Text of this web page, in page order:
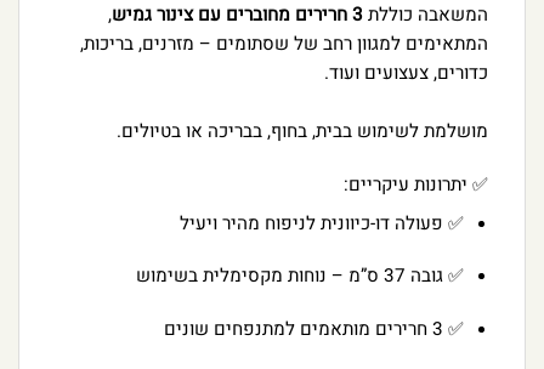
המשאבה כוללת3 חרירים מחוברים עם צינור גמיש
,
המתאימים למגוון רחב של שסתומים – מזרנים, בריכות,
כדורים, צעצועים ועוד.
מושלמת לשימוש בבית, בחוף, בבריכה או בטיולים.
✅ יתרונות עיקריים:
✅ פעולה דו-כיוונית לניפוח מהיר ויעיל
✅ גובה 37 ס”מ – נוחות מקסימלית בשימוש
✅ 3 חרירים מותאמים למתנפחים שונים